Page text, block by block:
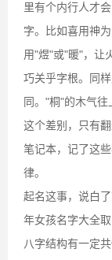
里有个内行人才
字。比如喜用神
用"煜"或"暖"，让
巧关乎字根。同
同。"桐"的木气往
这个差别，只有
笔记本，记了这
律。
起名这事，说白
年女孩名字大全
八字结构有一定